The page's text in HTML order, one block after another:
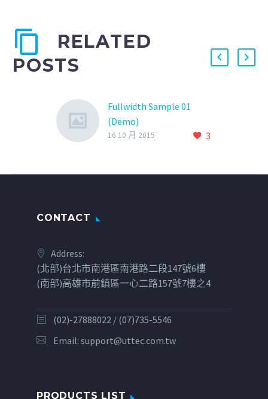
RELATED
POSTS
Fullwidth Sample 01
(Demo)
3
16 10 月 2015
CONTACT
Address:
(北部)台北市南港區南港路二段147號6樓
(南部)高雄市前鎮區一心二路157號7樓之4
(02)-27888022 / (07)735-5546
Email: support@uttec.com.tw
PRODUCTS LIST